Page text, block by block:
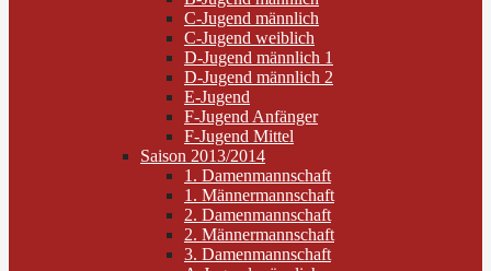
C-Jugend männlich
C-Jugend weiblich
D-Jugend männlich 1
D-Jugend männlich 2
E-Jugend
F-Jugend Anfänger
F-Jugend Mittel
Saison 2013/2014
1. Damenmannschaft
1. Männermannschaft
2. Damenmannschaft
2. Männermannschaft
3. Damenmannschaft